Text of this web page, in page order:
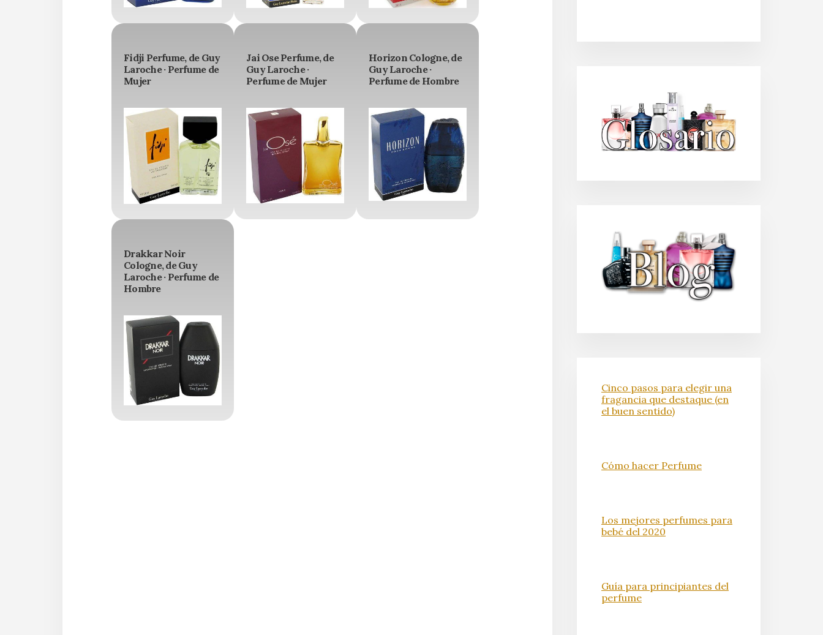
Fidji Perfume, de Guy
Laroche · Perfume de
Mujer
Jai Ose Perfume, de
Guy Laroche ·
Perfume de Mujer
Horizon Cologne, de
Guy Laroche ·
Perfume de Hombre
Drakkar Noir
Cologne, de Guy
Laroche · Perfume de
Hombre
Cinco pasos para elegir una
fragancia que destaque (en
el buen sentido)
Cómo hacer Perfume
Los mejores perfumes para
bebé del 2020
Guía para principiantes del
perfume